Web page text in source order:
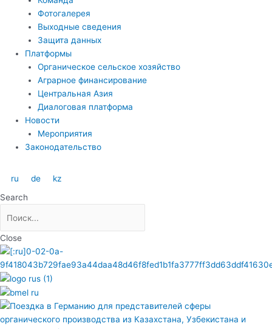
Фотогалерея
Выходные сведения
Защита данных
Платформы
Органическое сельское хозяйство
Аграрное финансирование
Центральная Азия
Диалоговая платформа
Новости
Мероприятия
Законодательство
ru de
kz
Search
Close